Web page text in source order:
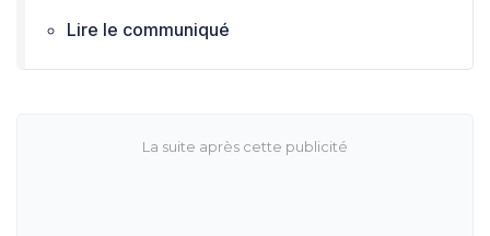
Lire le communiqué